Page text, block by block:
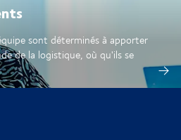
sont déterminés à apporter
de la logistique, où qu'ils se